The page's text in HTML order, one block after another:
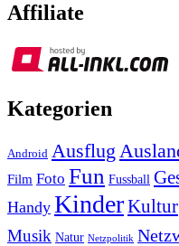
Affiliate
Kategorien
Android Ausflug
Film Foto Fun Fussball
Handy KinderKultur
Musik Natur Netzpolitik